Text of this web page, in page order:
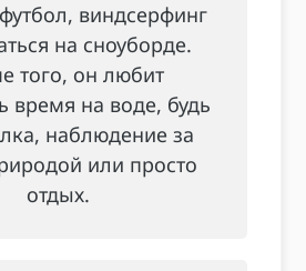
виндсерфинг
на сноуборде.
того, он любит
время на воде, будь
наблюдение за
или просто
отдых.